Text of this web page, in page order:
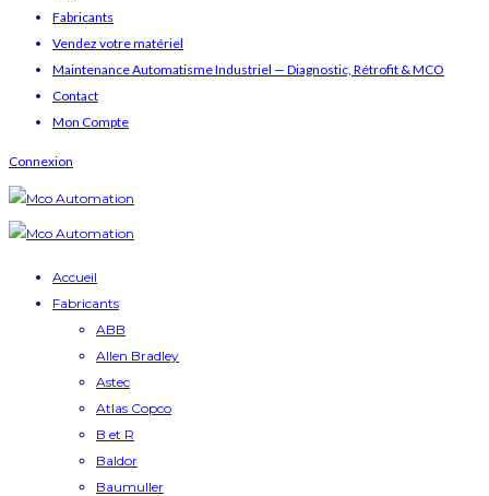
Fabricants
Vendez votre matériel
Maintenance Automatisme Industriel — Diagnostic, Rétrofit & MCO
Contact
Mon Compte
Connexion
Accueil
Fabricants
ABB
Allen Bradley
Astec
Atlas Copco
B et R
Baldor
Baumuller